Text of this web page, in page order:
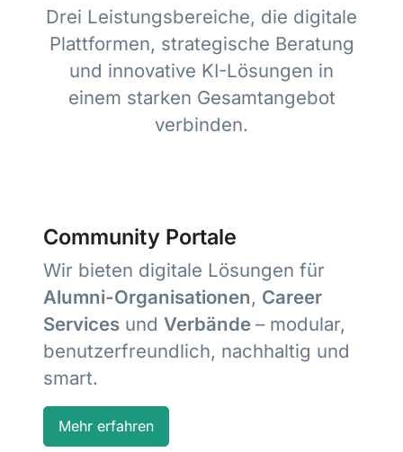
Drei Leistungsbereiche, die digitale
Plattformen, strategische Beratung
und innovative KI-Lösungen in
einem starken Gesamtangebot
verbinden.
Community Portale
Wir bieten digitale Lösungen für
Alumni-Organisationen, Career
Services und Verbände – modular,
benutzerfreundlich, nachhaltig und
smart.
Mehr erfahren